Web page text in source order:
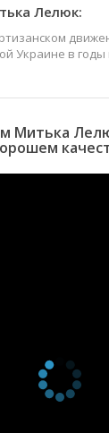
Лелюк:
Украине в
Митька